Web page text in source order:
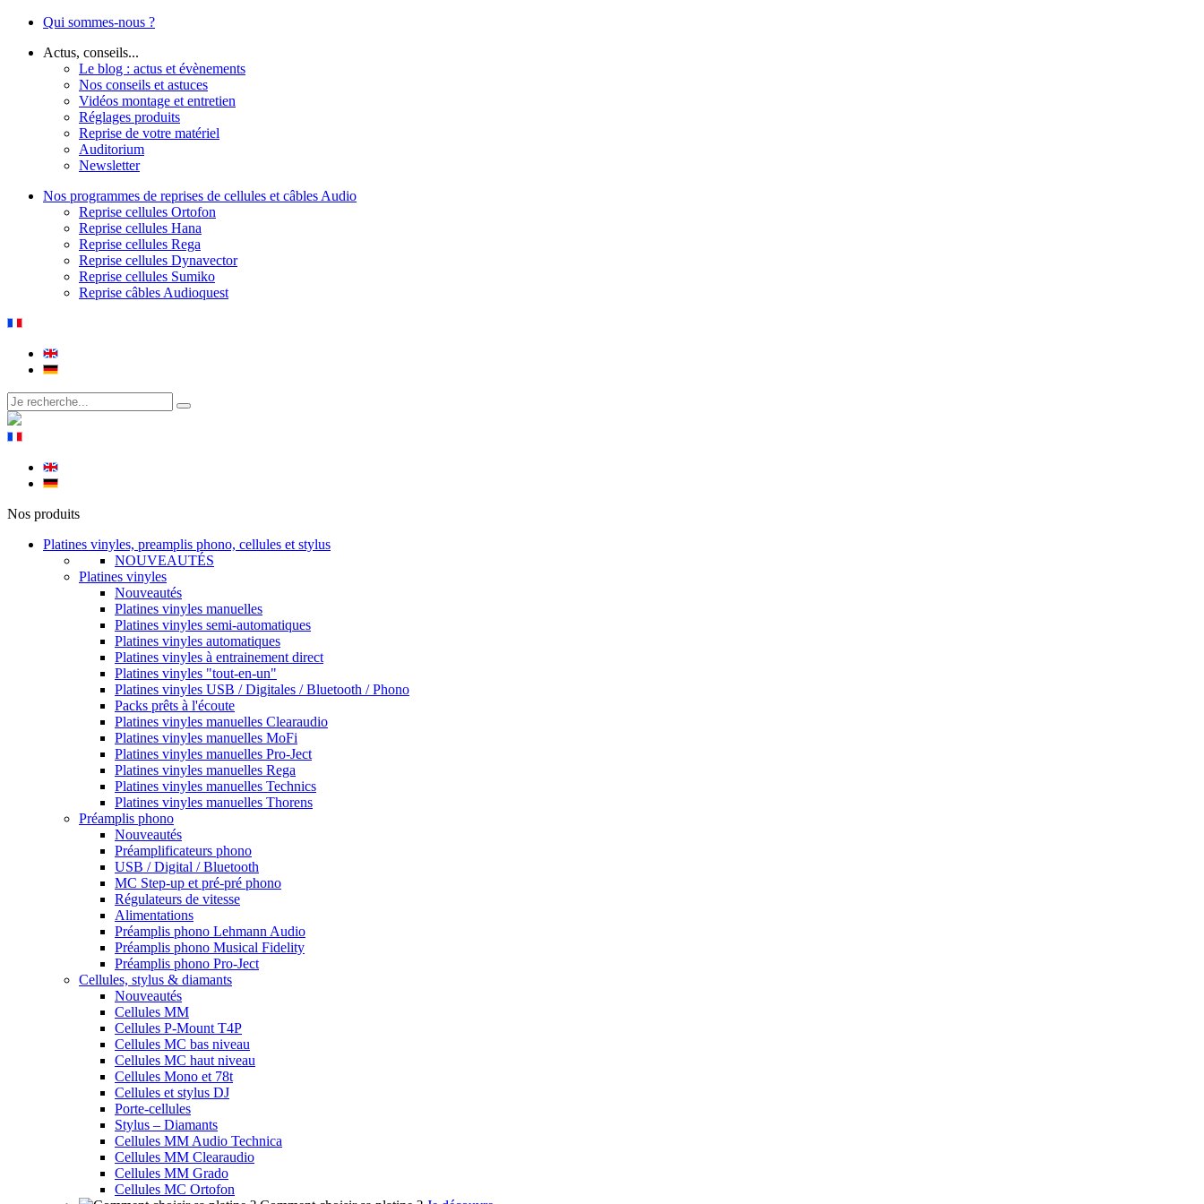
Qui sommes-nous ?
Actus, conseils...
Le blog : actus et évènements
Nos conseils et astuces
Vidéos montage et entretien
Réglages produits
Reprise de votre matériel
Auditorium
Newsletter
Nos programmes de reprises de cellules et câbles Audio
Reprise cellules Ortofon
Reprise cellules Hana
Reprise cellules Rega
Reprise cellules Dynavector
Reprise cellules Sumiko
Reprise câbles Audioquest
Nos produits
Platines vinyles, preamplis phono, cellules et stylus
NOUVEAUTÉS
Platines vinyles
Nouveautés
Platines vinyles manuelles
Platines vinyles semi-automatiques
Platines vinyles automatiques
Platines vinyles à entrainement direct
Platines vinyles "tout-en-un"
Platines vinyles USB / Digitales / Bluetooth / Phono
Packs prêts à l'écoute
Platines vinyles manuelles Clearaudio
Platines vinyles manuelles MoFi
Platines vinyles manuelles Pro-Ject
Platines vinyles manuelles Rega
Platines vinyles manuelles Technics
Platines vinyles manuelles Thorens
Préamplis phono
Nouveautés
Préamplificateurs phono
USB / Digital / Bluetooth
MC Step-up et pré-pré phono
Régulateurs de vitesse
Alimentations
Préamplis phono Lehmann Audio
Préamplis phono Musical Fidelity
Préamplis phono Pro-Ject
Cellules, stylus & diamants
Nouveautés
Cellules MM
Cellules P-Mount T4P
Cellules MC bas niveau
Cellules MC haut niveau
Cellules Mono et 78t
Cellules et stylus DJ
Porte-cellules
Stylus – Diamants
Cellules MM Audio Technica
Cellules MM Clearaudio
Cellules MM Grado
Cellules MC Ortofon